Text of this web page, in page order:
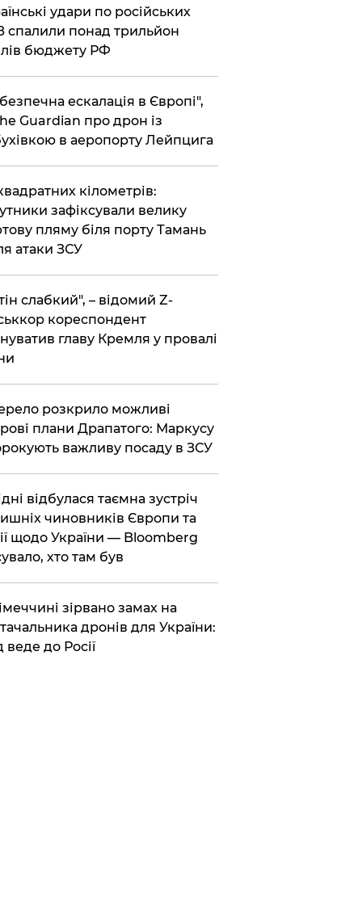
удари по російських
спалили понад трильйон
бюджету РФ
ескалація в Європі",
Guardian про дрон із
в аеропорту Лейпцига
кілометрів:
зафіксували велику
пляму біля порту Тамань
атаки ЗСУ
слабкий", – відомий Z-
кореспондент
главу Кремля у провалі
розкрило можливі
плани Драпатого: Маркусу
важливу посаду в ЗСУ
відбулася таємна зустріч
чиновників Європи та
щодо України — Bloomberg
хто там був
зірвано замах на
дронів для України:
веде до Росії